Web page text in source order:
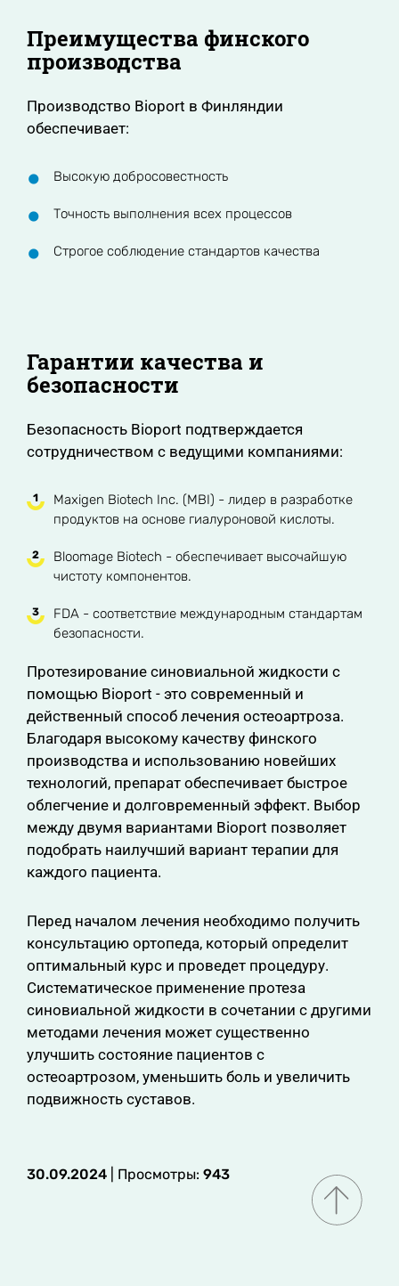
Преимущества финского
производства
Производство Bioport в Финляндии
обеспечивает:
Высокую добросовестность
Точность выполнения всех процессов
Строгое соблюдение стандартов качества
Гарантии качества и
безопасности
Безопасность Bioport подтверждается
сотрудничеством с ведущими компаниями:
Maxigen Biotech Inc. (MBI) - лидер в разработке
продуктов на основе гиалуроновой кислоты.
Bloomage Biotech - обеспечивает высочайшую
чистоту компонентов.
FDA - соответствие международным стандартам
безопасности.
Протезирование синовиальной жидкости с
помощью Bioport - это современный и
действенный способ лечения остеоартроза.
Благодаря высокому качеству финского
производства и использованию новейших
технологий, препарат обеспечивает быстрое
облегчение и долговременный эффект. Выбор
между двумя вариантами Bioport позволяет
подобрать наилучший вариант терапии для
каждого пациента.
Перед началом лечения необходимо получить
консультацию ортопеда, который определит
оптимальный курс и проведет процедуру.
Систематическое применение протеза
синовиальной жидкости в сочетании с другими
методами лечения может существенно
улучшить состояние пациентов с
остеоартрозом, уменьшить боль и увеличить
подвижность суставов.
30.09.2024 | Просмотры: 943